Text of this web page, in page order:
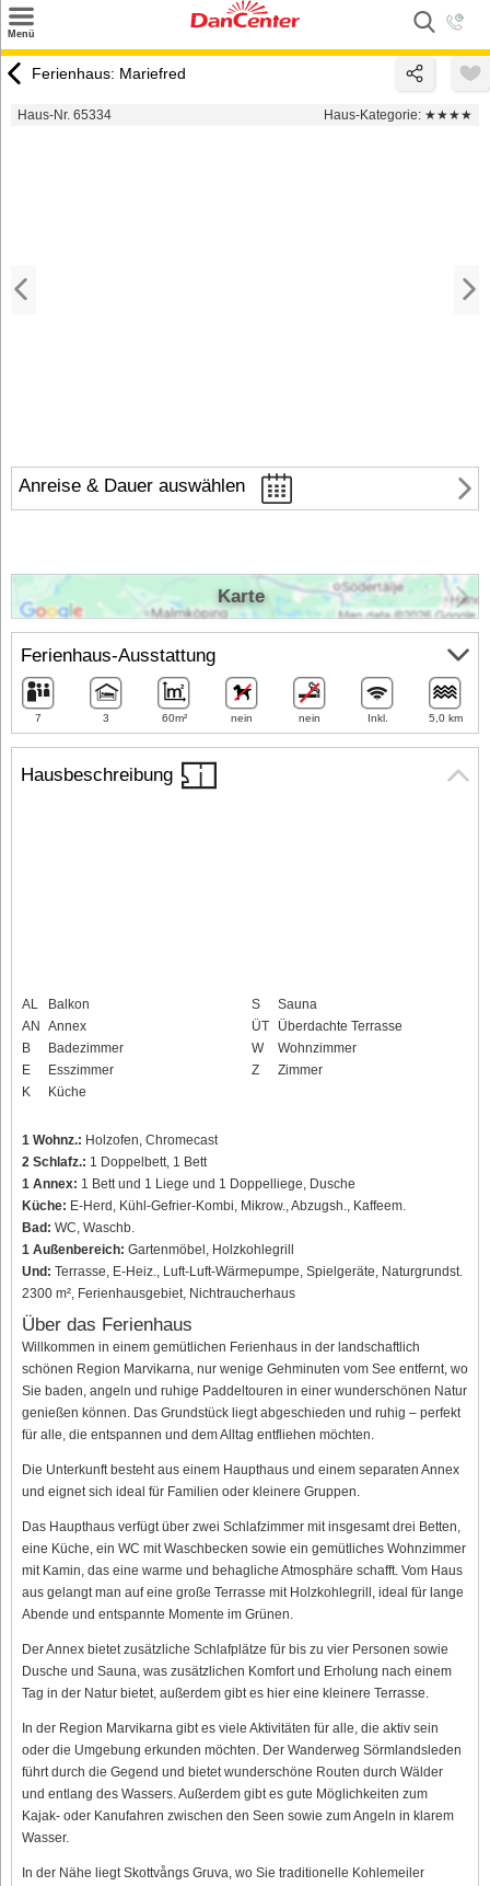
Menü
Urlaubsziele
Ferienhaus: Mariefred
Haus-Nr. 65334 Haus-Kategorie: ★★★★
Anreise & Dauer auswählen
Hausbeschreibung
AL
Balkon
AN Annex
B
Badezimmer
E
Esszimmer
K
Küche
S
Sauna
ÜT
Überdachte Terrasse
W
Wohnzimmer
Z
Zimmer
1 Wohnz.: Holzofen, Chromecast
2 Schlafz.: 1 Doppelbett, 1 Bett
1 Annex: 1 Bett und 1 Liege und 1 Doppelliege, Dusche
Küche: E-Herd, Kühl-Gefrier-Kombi, Mikrow., Abzugsh., Kaffeem.
Bad: WC, Waschb.
1 Außenbereich: Gartenmöbel, Holzkohlegrill
Und: Terrasse, E-Heiz., Luft-Luft-Wärmepumpe, Spielgeräte, Naturgrundst.
2300 m², Ferienhausgebiet, Nichtraucherhaus
Über das Ferienhaus
Willkommen in einem gemütlichen Ferienhaus in der landschaftlich
schönen Region Marvikarna, nur wenige Gehminuten vom See entfernt, wo
Sie baden, angeln und ruhige Paddeltouren in einer wunderschönen Natur
genießen können. Das Grundstück liegt abgeschieden und ruhig – perfekt
für alle, die entspannen und dem Alltag entfliehen möchten.
Die Unterkunft besteht aus einem Haupthaus und einem separaten Annex
und eignet sich ideal für Familien oder kleinere Gruppen.
Das Haupthaus verfügt über zwei Schlafzimmer mit insgesamt drei Betten,
eine Küche, ein WC mit Waschbecken sowie ein gemütliches Wohnzimmer
mit Kamin, das eine warme und behagliche Atmosphäre schafft. Vom Haus
aus gelangt man auf eine große Terrasse mit Holzkohlegrill, ideal für lange
Abende und entspannte Momente im Grünen.
Der Annex bietet zusätzliche Schlafplätze für bis zu vier Personen sowie
Dusche und Sauna, was zusätzlichen Komfort und Erholung nach einem
Tag in der Natur bietet, außerdem gibt es hier eine kleinere Terrasse.
In der Region Marvikarna gibt es viele Aktivitäten für alle, die aktiv sein
oder die Umgebung erkunden möchten. Der Wanderweg Sörmlandsleden
führt durch die Gegend und bietet wunderschöne Routen durch Wälder
und entlang des Wassers. Außerdem gibt es gute Möglichkeiten zum
Kajak- oder Kanufahren zwischen den Seen sowie zum Angeln in klarem
Wasser.
In der Nähe liegt Skottvångs Gruva, wo Sie traditionelle Kohlemeiler
Ferienhaus-Ausstattung
7 3 60m² nein nein Inkl. 5,0 km
Karte